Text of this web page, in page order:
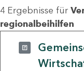
4 Ergebnisse für
regionalbeihilfen